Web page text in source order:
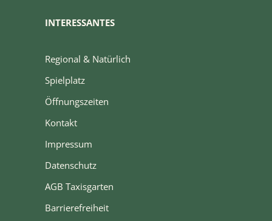
INTERESSANTES
Regional & Natürlich
Spielplatz
Öffnungszeiten
Kontakt
Impressum
Datenschutz
AGB Taxisgarten
Barrierefreiheit